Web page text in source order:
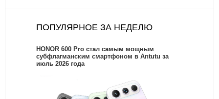
ПОПУЛЯРНОЕ ЗА НЕДЕЛЮ
HONOR 600 Pro стал самым мощным
субфлагманским смартфоном в Antutu за
июль 2026 года